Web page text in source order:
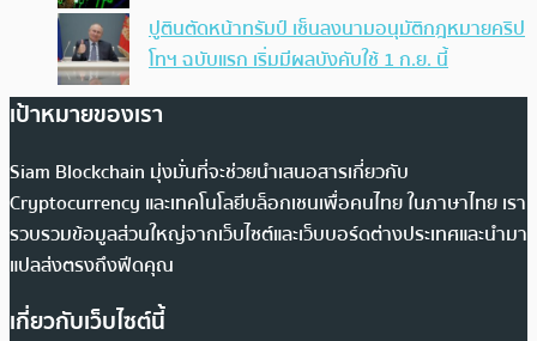
ปูตินตัดหน้าทรัมป์ เซ็นลงนามอนุมัติกฎหมายคริป
โทฯ ฉบับแรก เริ่มมีผลบังคับใช้ 1 ก.ย. นี้
เป้าหมายของเรา
Siam Blockchain มุ่งมั่นที่จะช่วยนำเสนอสารเกี่ยวกับ
Cryptocurrency และเทคโนโลยีบล็อกเชนเพื่อคนไทย ในภาษาไทย เรา
รวบรวมข้อมูลส่วนใหญ่จากเว็บไซต์และเว็บบอร์ดต่างประเทศและนำมา
แปลส่งตรงถึงฟีดคุณ
เกี่ยวกับเว็บไซต์นี้